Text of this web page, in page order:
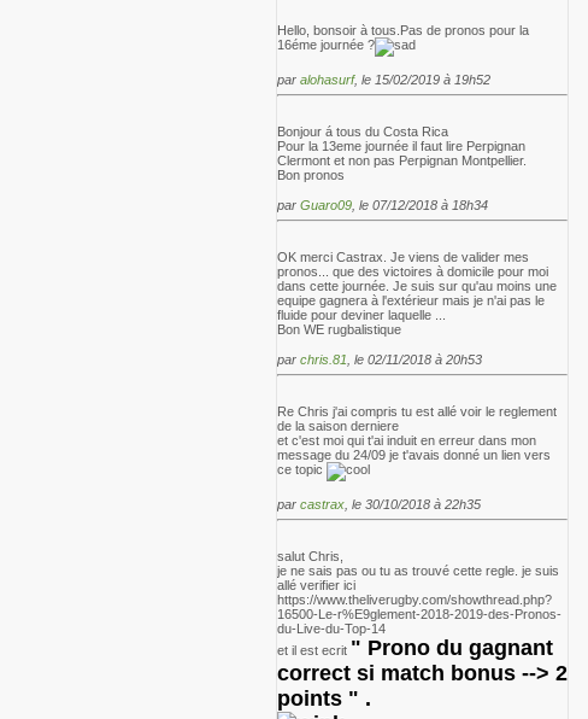
Hello, bonsoir à tous.Pas de pronos pour la
16éme journée ?
par alohasurf, le 15/02/2019 à 19h52
Bonjour á tous du Costa Rica
Pour la 13eme journée il faut lire Perpignan
Clermont et non pas Perpignan Montpellier.
Bon pronos
par Guaro09, le 07/12/2018 à 18h34
OK merci Castrax. Je viens de valider mes
pronos... que des victoires à domicile pour moi
dans cette journée. Je suis sur qu'au moins une
equipe gagnera à l'extérieur mais je n'ai pas le
fluide pour deviner laquelle ...
Bon WE rugbalistique
par chris.81 , le 02/11/2018 à 20h53
Re Chris j'ai compris tu est allé voir le reglement
de la saison derniere
et c'est moi qui t'ai induit en erreur dans mon
message du 24/09 je t'avais donné un lien vers
ce topic
par castrax, le 30/10/2018 à 22h35
salut Chris,
je ne sais pas ou tu as trouvé cette regle. je suis
allé verifier ici
https://www.theliverugby.com/showthread.php?
16500-Le-r%E9glement-2018-2019-des-Pronos-
du-Live-du-Top-14
et il est ecrit " Prono du gagnant
correct si match bonus --> 2
points " .